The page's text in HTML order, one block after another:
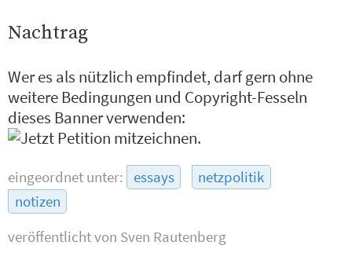
Nachtrag
Wer es als nützlich empfindet, darf gern ohne
weitere Bedingungen und Copyright-Fesseln
dieses Banner verwenden:
eingeordnet unter: essays
netzpolitik
notizen
veröffentlicht von Sven Rautenberg